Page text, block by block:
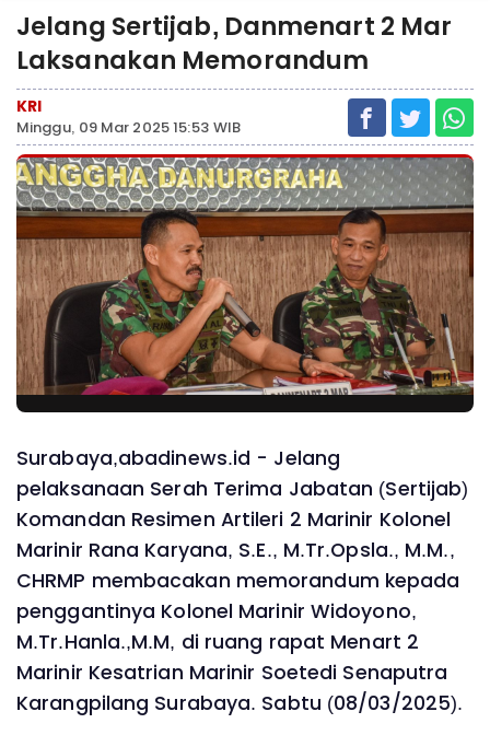
Jelang Sertijab, Danmenart 2 Mar
Laksanakan Memorandum
KRI
Minggu, 09 Mar 2025 15:53 WIB
Surabaya,abadinews.id - Jelang
pelaksanaan Serah Terima Jabatan (Sertijab)
Komandan Resimen Artileri 2 Marinir Kolonel
Marinir Rana Karyana, S.E., M.Tr.Opsla., M.M.,
CHRMP membacakan memorandum kepada
penggantinya Kolonel Marinir Widoyono,
M.Tr.Hanla.,M.M, di ruang rapat Menart 2
Marinir Kesatrian Marinir Soetedi Senaputra
Karangpilang Surabaya. Sabtu (08/03/2025).